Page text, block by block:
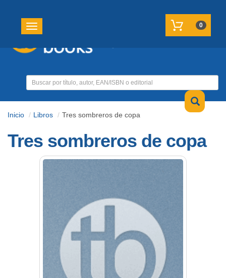
Toggle navigation 0
Inicio Libros Tres sombreros de copa
Tres sombreros de copa